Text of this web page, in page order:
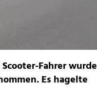
Fahrer wurde
Es hagelte